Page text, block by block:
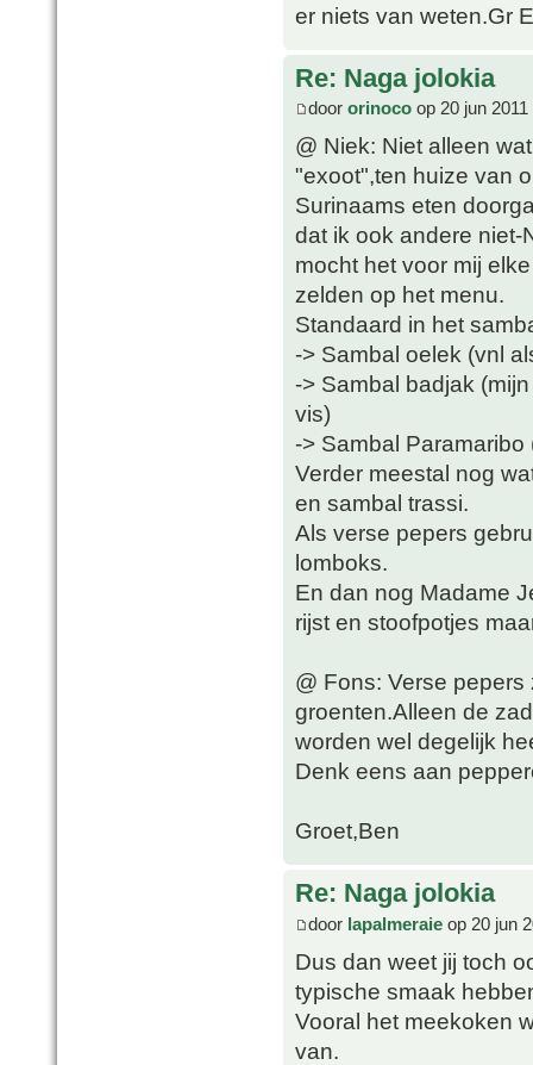
er niets van weten.Gr
Re: Naga jolokia
door orinoco op 20 jun 2011
@ Niek: Niet alleen
"exoot",ten huize van
Surinaams eten
dat ik ook andere
mocht het voor mij
zelden op het menu.
Standaard in het
-> Sambal oelek (vnl
-> Sambal badjak
vis)
-> Sambal
Verder meestal nog
en sambal trassi.
Als verse pepers
lomboks.
En dan nog Madame
rijst en stoofpotjes
@ Fons: Verse
groenten.Alleen de
worden wel degelijk
Denk eens aan
Groet,Ben
Re: Naga jolokia
door lapalmeraie op 20 jun
Dus dan weet jij toch
typische smaak
Vooral het meekoken
van.